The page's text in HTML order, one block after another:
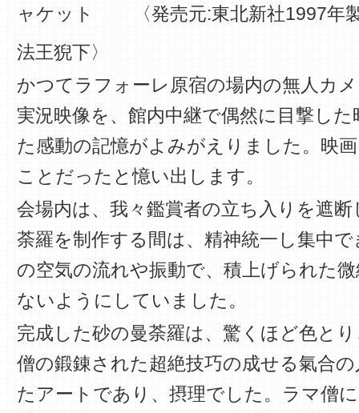
〈発売元:東北新社1997
法王猊下〉
かつてラフォーレ原宿の場内の無人カ
実況映像を、館内中継で偶然に目撃し
た感動の記憶がよみがえりました。映
ことだったと憶い出します。
会場内は、我々鑑賞者の立ち入りを遮
荼羅を制作する間は、精神統一し集中
の空気の流れや振動で、積上げられた
ないようにしていました。
完成した砂の曼荼羅は、驚くほど色と
僧の鍛錬された超絶技巧の成せる氣合
たアートであり、摂理でした。ラマ僧